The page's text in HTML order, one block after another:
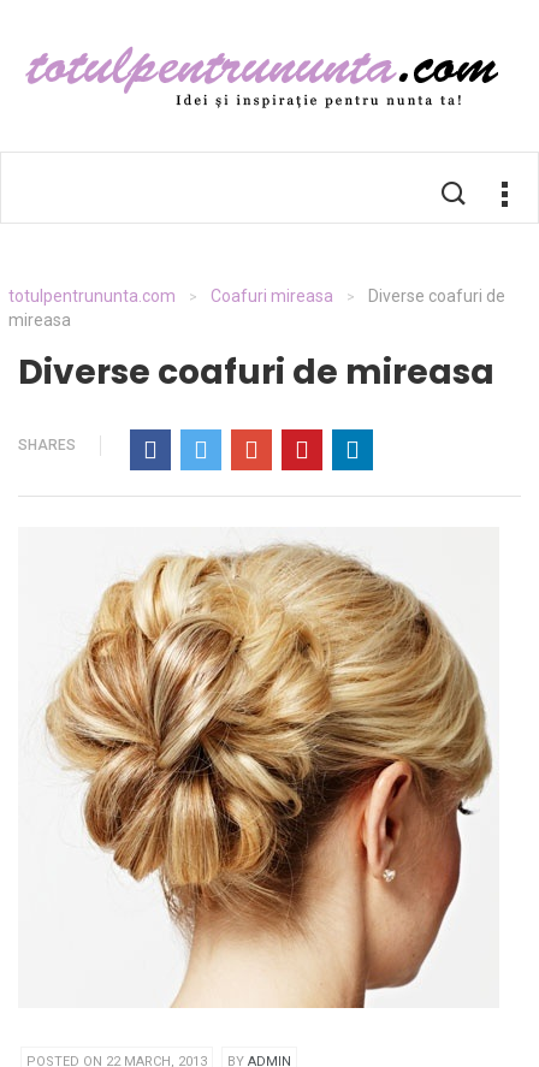
totulpentrununta.com > Coafuri mireasa >
Diverse coafuri de
mireasa
Diverse coafuri de mireasa
SHARES
POSTED ON 22 MARCH, 2013 BY ADMIN